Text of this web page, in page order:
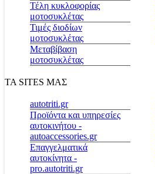
Τέλη κυκλοφορίας
μοτοσυκλέτας
Τιμές διοδίων
μοτοσυκλέτας
Μεταβίβαση
μοτοσυκλέτας
ΤΑ SITES ΜΑΣ
autotriti.gr
Προϊόντα και υπηρεσίες
αυτοκινήτου -
autoaccessories.gr
Επαγγελματικά
αυτοκίνητα -
pro.autotriti.gr